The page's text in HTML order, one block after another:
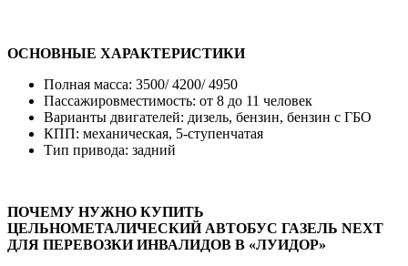
ОСНОВНЫЕ ХАРАКТЕРИСТИКИ
Полная масса: 3500/ 4200/ 4950
Пассажировместимость: от 8 до 11 человек
Варианты двигателей: дизель, бензин, бензин с ГБО
КПП: механическая, 5-ступенчатая
Тип привода: задний
ПОЧЕМУ НУЖНО КУПИТЬ
ЦЕЛЬНОМЕТАЛИЧЕСКИЙ АВТОБУС ГАЗЕЛЬ NEXT
ДЛЯ ПЕРЕВОЗКИ ИНВАЛИДОВ В «ЛУИДОР»